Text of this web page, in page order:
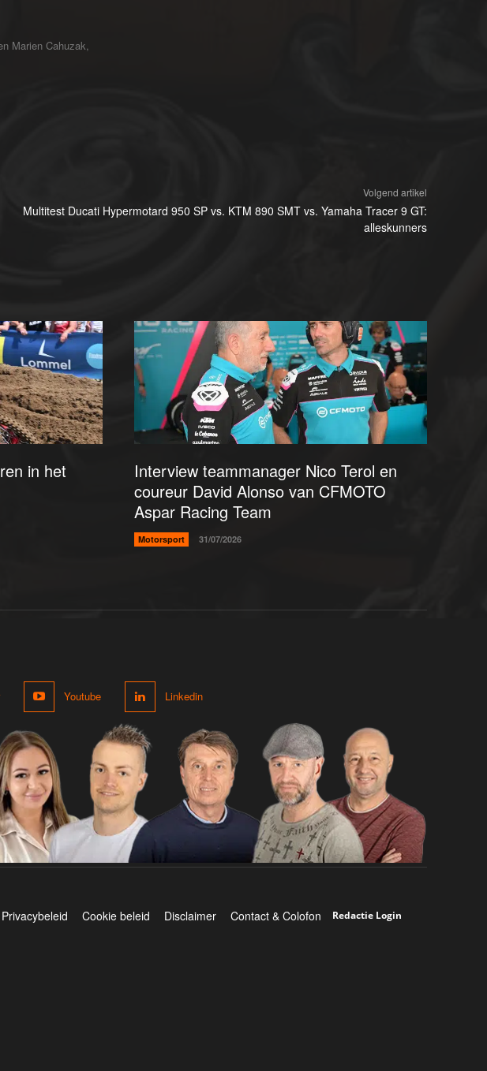
Marien Cahuzak,
Volgend artikel
Multitest Ducati Hypermotard 950 SP vs. KTM 890 SMT vs. Yamaha Tracer 9 GT:
alleskunners
in het
Interview teammanager Nico Terol en
coureur David Alonso van CFMOTO
Aspar Racing Team
Motorsport 31/07/2026
Youtube Linkedin
Privacybeleid Cookie beleid Disclaimer Contact & Colofon Redactie Login